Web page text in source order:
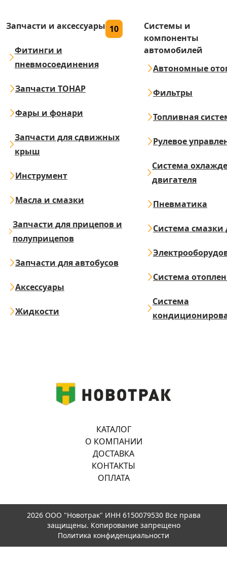
Запчасти и аксессуары 10
Фитинги и
пневмосоединения
Запчасти ТОНАР
Фары и фонари
Запчасти для сдвижных
крыш
Инструмент
Масла и смазки
Запчасти для прицепов и
полуприцепов
Запчасти для автобусов
Аксессуары
Жидкости
Системы и
компоненты
автомобилей
Автономные
Фильтры
Топливная
Рулевое
Система
двигателя
Пневматика
Система смазки
Система
Система
КАТАЛОГ
О КОМПАНИИ
ДОСТАВКА
КОНТАКТЫ
ОПЛАТА
2026 ООО "Новотрак" ИНН 6150079530 Все права
защищены. Копирование запрещено
Политика конфиденциальности